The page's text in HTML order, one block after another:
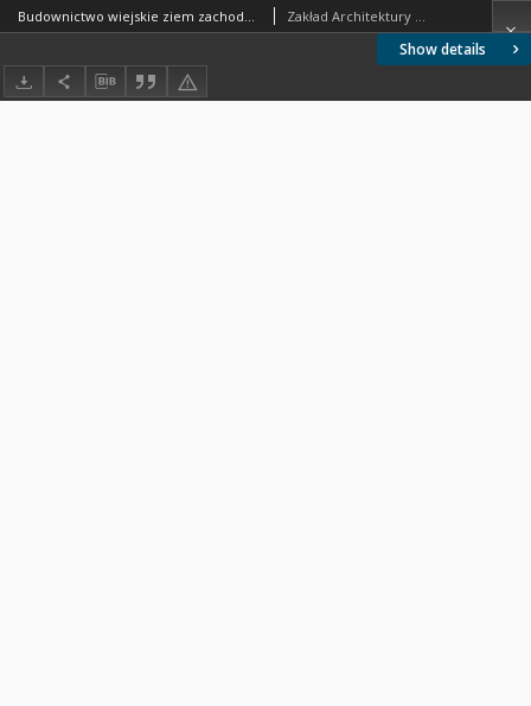
Show details
Budownictwo wiejskie ziem zachodnich : monograficzne opracowanie budownictwa ludowego Ziem Odzyskanych w małych regionach: Puszcza Jansborska, Powiat Skwierzyna, Powiat Szamotuły, Powiat Wrocław, Powiat Pyrzyce Zakład Architektury Polskiej Politechniki Warszawskiej